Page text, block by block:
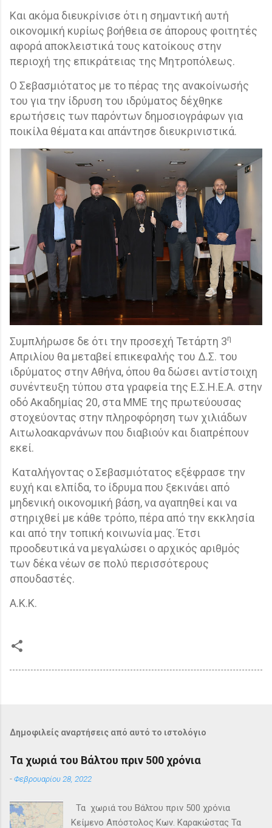
Και ακόμα διευκρίνισε ότι η σημαντική αυτή
οικονομική κυρίως βοήθεια σε άπορους φοιτητές
αφορά αποκλειστικά τους κατοίκους στην
περιοχή της επικράτειας της Μητροπόλεως.
Ο Σεβασμιότατος με το πέρας της ανακοίνωσής
του για την ίδρυση του ιδρύματος δέχθηκε
ερωτήσεις των παρόντων δημοσιογράφων για
ποικίλα θέματα και απάντησε διευκρινιστικά.
Συμπλήρωσε δε ότι την προσεχή Τετάρτη 3η
Απριλίου θα μεταβεί επικεφαλής του Δ.Σ. του
ιδρύματος στην Αθήνα, όπου θα δώσει αντίστοιχη
συνέντευξη τύπου στα γραφεία της Ε.Σ.Η.Ε.Α. στην
οδό Ακαδημίας 20, στα ΜΜΕ της πρωτεύουσας
στοχεύοντας στην πληροφόρηση των χιλιάδων
Αιτωλοακαρνάνων που διαβιούν και διαπρέπουν
εκεί.
Καταλήγοντας ο Σεβασμιότατος εξέφρασε την
ευχή και ελπίδα, το ίδρυμα που ξεκινάει από
μηδενική οικονομική βάση, να αγαπηθεί και να
στηριχθεί με κάθε τρόπο, πέρα από την εκκλησία
και από την τοπική κοινωνία μας. Έτσι
προοδευτικά να μεγαλώσει ο αρχικός αριθμός
των δέκα νέων σε πολύ περισσότερους
σπουδαστές.
Α.Κ.Κ.
Δημοφιλείς αναρτήσεις από αυτό το ιστολόγιο
Τα χωριά του Βάλτου πριν 500 χρόνια
-Φεβρουαρίου 28, 2022
Τα χωριά του Βάλτου πριν 500 χρόνια
Κείμενο Απόστολος Κων. Καρακώστας Τα